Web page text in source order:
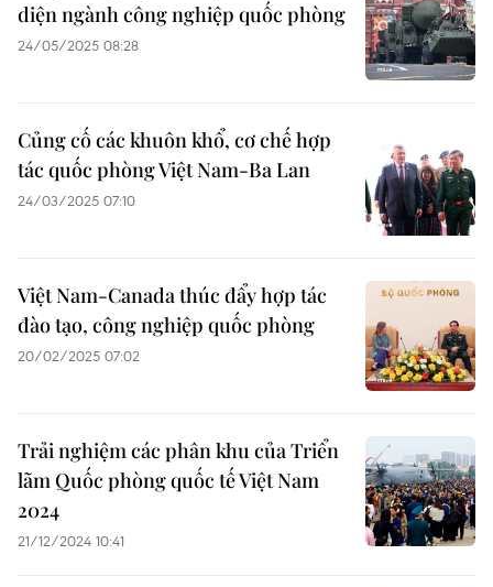
diện ngành công nghiệp quốc phòng
24/05/2025 08:28
Củng cố các khuôn khổ, cơ chế hợp
tác quốc phòng Việt Nam-Ba Lan
24/03/2025 07:10
Việt Nam-Canada thúc đẩy hợp tác
đào tạo, công nghiệp quốc phòng
20/02/2025 07:02
Trải nghiệm các phân khu của Triển
lãm Quốc phòng quốc tế Việt Nam
2024
21/12/2024 10:41